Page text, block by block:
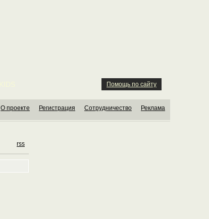
Помощь по сайту
О проекте Регистрация Сотрудничество Реклама
rss